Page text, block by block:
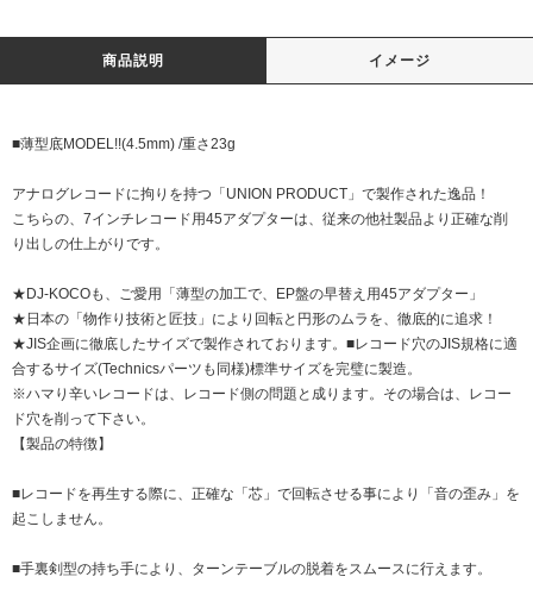
商品説明 イメージ
■薄型底MODEL!!(4.5mm) /重さ23g
アナログレコードに拘りを持つ「UNION PRODUCT」で製作された逸品！
こちらの、7インチレコード用45アダプターは、従来の他社製品より正確な削
り出しの仕上がりです。
★DJ-KOCOも、ご愛用「薄型の加工で、EP盤の早替え用45アダプター」
★日本の「物作り技術と匠技」により回転と円形のムラを、徹底的に追求！
★JIS企画に徹底したサイズで製作されております。■レコード穴のJIS規格に適
合するサイズ(Technicsパーツも同様)標準サイズを完璧に製造。
※ハマり辛いレコードは、レコード側の問題と成ります。その場合は、レコー
ド穴を削って下さい。
【製品の特徴】
■レコードを再生する際に、正確な「芯」で回転させる事により「音の歪み」を
起こしません。
■手裏剣型の持ち手により、ターンテーブルの脱着をスムースに行えます。